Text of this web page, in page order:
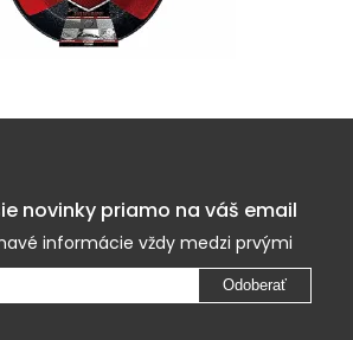
novinky priamo na váš email
informácie vždy medzi prvými
Odoberať